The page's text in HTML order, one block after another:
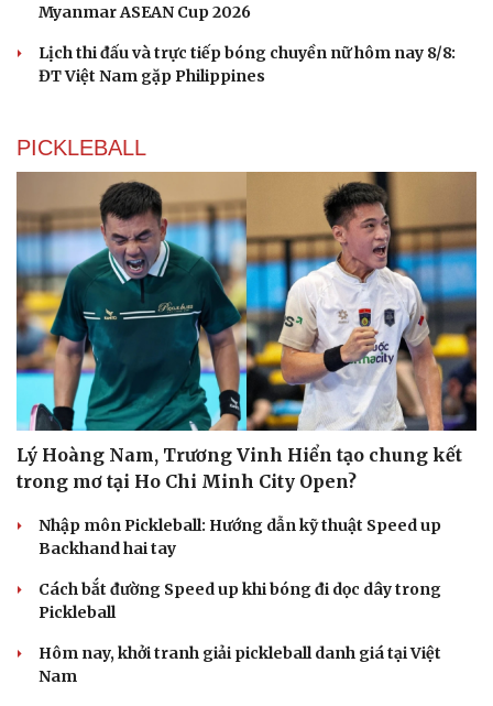
check-in
Hạt giống tâm hồn
Myanmar ASEAN Cup 2026
Lịch thi đấu và trực tiếp bóng chuyền nữ hôm nay 8/8:
ĐT Việt Nam gặp Philippines
PICKLEBALL
Lý Hoàng Nam, Trương Vinh Hiển tạo chung kết
trong mơ tại Ho Chi Minh City Open?
Nhập môn Pickleball: Hướng dẫn kỹ thuật Speed up
Backhand hai tay
Cách bắt đường Speed up khi bóng đi dọc dây trong
Pickleball
Hôm nay, khởi tranh giải pickleball danh giá tại Việt
Nam